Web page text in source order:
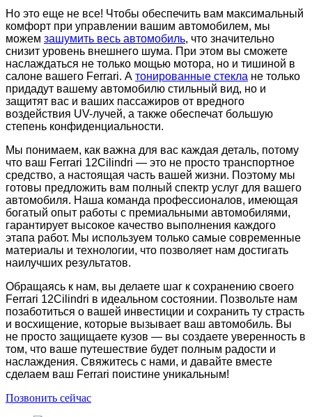
Но это еще не все! Чтобы обеспечить вам максимальный
комфорт при управлении вашим автомобилем, мы
можем зашумить весь автомобиль, что значительно
снизит уровень внешнего шума. При этом вы сможете
наслаждаться не только мощью мотора, но и тишиной в
салоне вашего Ferrari. А тонированные стекла не только
придадут вашему автомобилю стильный вид, но и
защитят вас и ваших пассажиров от вредного
воздействия UV-лучей, а также обеспечат большую
степень конфиденциальности.
Мы понимаем, как важна для вас каждая деталь, потому
что ваш Ferrari 12Cilindri — это не просто транспортное
средство, а настоящая часть вашей жизни. Поэтому мы
готовы предложить вам полный спектр услуг для вашего
автомобиля. Наша команда профессионалов, имеющая
богатый опыт работы с премиальными автомобилями,
гарантирует высокое качество выполнения каждого
этапа работ. Мы используем только самые современные
материалы и технологии, что позволяет нам достигать
наилучших результатов.
Обращаясь к нам, вы делаете шаг к сохранению своего
Ferrari 12Cilindri в идеальном состоянии. Позвольте нам
позаботиться о вашей инвестиции и сохранить ту страсть
и восхищение, которые вызывает ваш автомобиль. Вы
не просто защищаете кузов — вы создаете уверенность в
том, что ваше путешествие будет полным радости и
наслаждения. Свяжитесь с нами, и давайте вместе
сделаем ваш Ferrari поистине уникальным!
Позвонить сейчас